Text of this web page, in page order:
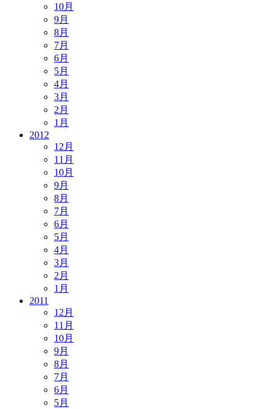
10月
9月
8月
7月
6月
5月
4月
3月
2月
1月
2012
12月
11月
10月
9月
8月
7月
6月
5月
4月
3月
2月
1月
2011
12月
11月
10月
9月
8月
7月
6月
5月